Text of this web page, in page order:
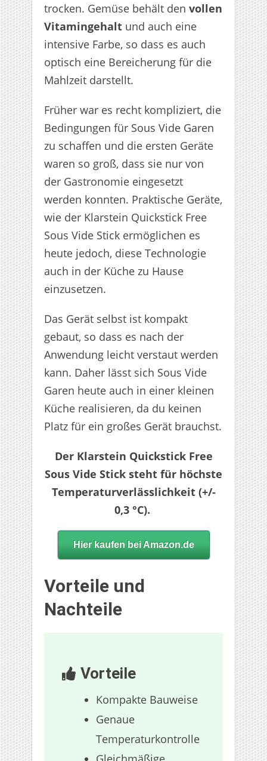
trocken. Gemüse behält den vollen
Vitamingehalt und auch eine
intensive Farbe, so dass es auch
optisch eine Bereicherung für die
Mahlzeit darstellt.
Früher war es recht kompliziert, die
Bedingungen für Sous Vide Garen
zu schaffen und die ersten Geräte
waren so groß, dass sie nur von
der Gastronomie eingesetzt
werden konnten. Praktische Geräte,
wie der Klarstein Quickstick Free
Sous Vide Stick ermöglichen es
heute jedoch, diese Technologie
auch in der Küche zu Hause
einzusetzen.
Das Gerät selbst ist kompakt
gebaut, so dass es nach der
Anwendung leicht verstaut werden
kann. Daher lässt sich Sous Vide
Garen heute auch in einer kleinen
Küche realisieren, da du keinen
Platz für ein großes Gerät brauchst.
Der Klarstein Quickstick Free
Sous Vide Stick steht für höchste
Temperaturverlässlichkeit (+/-
0,3 °C).
Hier kaufen bei Amazon.de
Vorteile und
Nachteile
Vorteile
Kompakte Bauweise
Genaue
Temperaturkontrolle